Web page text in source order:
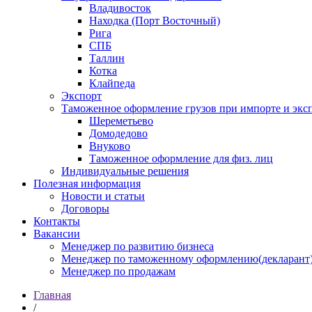
Владивосток
Находка (Порт Восточный)
Рига
СПБ
Таллин
Котка
Клайпеда
Экспорт
Таможенное оформление грузов при импорте и
Шереметьево
Домодедово
Внуково
Таможенное оформление для физ. лиц
Индивидуальные решения
Полезная информация
Новости и статьи
Договоры
Контакты
Вакансии
Менеджер по развитию бизнеса
Менеджер по таможенному
Менеджер по продажам
Главная
/